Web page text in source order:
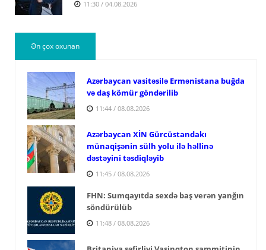
11:30 / 04.08.2026
Ən çox oxunan
Azərbaycan vasitəsilə Ermənistana buğda
və daş kömür göndərilib
11:44 / 08.08.2026
Azərbaycan XİN Gürcüstandakı
münaqişənin sülh yolu ilə həllinə
dəstəyini təsdiqləyib
11:45 / 08.08.2026
FHN: Sumqayıtda sexdə baş verən yanğın
söndürülüb
11:48 / 08.08.2026